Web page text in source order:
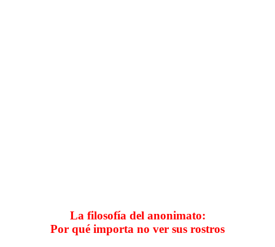
La filosofía del anonimato:
Por qué importa no ver sus rostros